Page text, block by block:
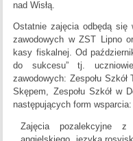
nad Wisłą.
Ostatnie zajęcia odbędą
zawodowych w ZST Lipno
kasy fiskalnej. Od
do sukcesu” tj.
zawodowych: Zespołu
Skępem, Zespołu Szkół w
następujących form wsparcia:
Zajęcia pozalekcyjne